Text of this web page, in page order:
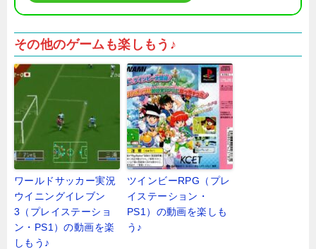
その他のゲームも楽しもう♪
ワールドサッカー実況
ウイニングイレブン
3（プレイステーショ
ン・PS1）の動画を楽
しもう♪
ツインビーRPG（プレ
イステーション・
PS1）の動画を楽しも
う♪